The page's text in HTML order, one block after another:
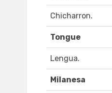
Chicharron.
Tongue
Lengua.
Milanesa